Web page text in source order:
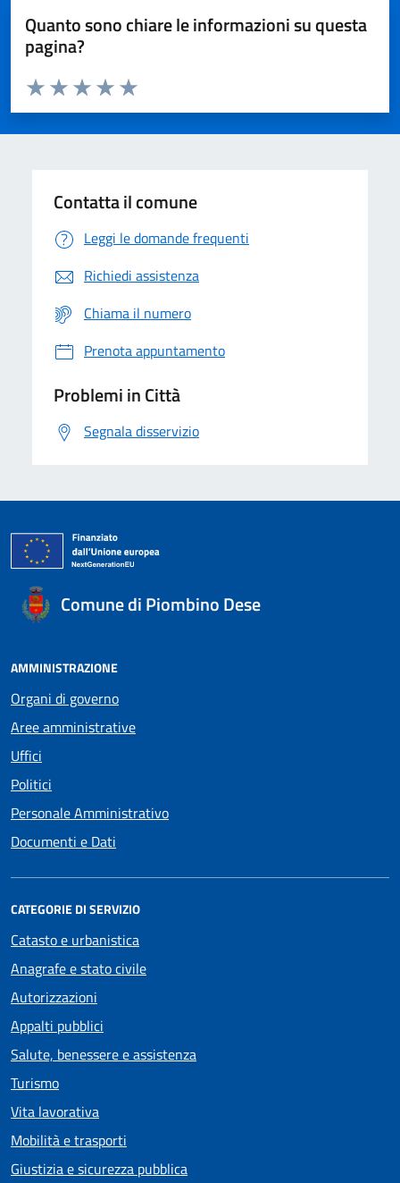
Quanto sono chiare le informazioni su questa
pagina?
Domanda
Valuta da 1 a 5 stelle la pagina
Valuta 5 stelle su 5
Valuta 4 stelle su 5
Valuta 3 stelle su 5
Valuta 2 stelle su 5
Valuta 1 stelle su 5
Contatta il comune
Leggi le domande frequenti
Richiedi assistenza
Chiama il numero
Prenota appuntamento
Problemi in Città
Segnala disservizio
Comune di Piombino Dese
AMMINISTRAZIONE
Organi di governo
Aree amministrative
Uffici
Politici
Personale Amministrativo
Documenti e Dati
CATEGORIE DI SERVIZIO
Catasto e urbanistica
Anagrafe e stato civile
Autorizzazioni
Appalti pubblici
Salute, benessere e assistenza
Turismo
Vita lavorativa
Mobilità e trasporti
Giustizia e sicurezza pubblica